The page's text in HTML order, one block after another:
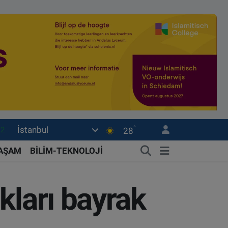
İstanbul 28°
BİLİM-TEKNOLOJİ
bayrak